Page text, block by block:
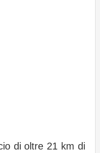
di oltre 21 km di